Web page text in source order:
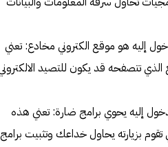
إليه هو موقع الكتروني مخادع: تعني
الذي تتصفحه قد يكون للتصيد
إليه يحوي برامج ضارة: تعني هذه
تقوم بزيارته يحاول خداعك وتثبيت برامج